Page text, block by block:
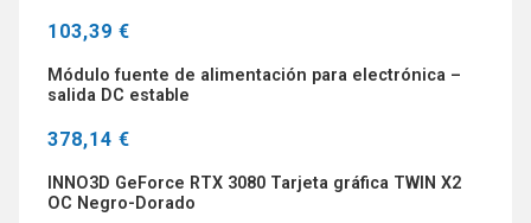
103,39 €
Módulo fuente de alimentación para electrónica –
salida DC estable
378,14 €
INNO3D GeForce RTX 3080 Tarjeta gráfica TWIN X2
OC Negro-Dorado